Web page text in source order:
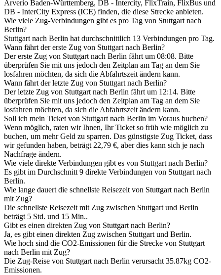
Arverio Baden-Württemberg, DB - Intercity, FlixTrain, FlixBus und
DB - InterCity Express (ICE) finden, die diese Strecke anbieten.
Wie viele Zug-Verbindungen gibt es pro Tag von Stuttgart nach
Berlin?
Stuttgart nach Berlin hat durchschnittlich 13 Verbindungen pro Tag.
Wann fährt der erste Zug von Stuttgart nach Berlin?
Der erste Zug von Stuttgart nach Berlin fährt um 08:08. Bitte
überprüfen Sie mit uns jedoch den Zeitplan am Tag an dem Sie
losfahren möchten, da sich die Abfahrtszeit ändern kann.
Wann fährt der letzte Zug von Stuttgart nach Berlin?
Der letzte Zug von Stuttgart nach Berlin fährt um 12:14. Bitte
überprüfen Sie mit uns jedoch den Zeitplan am Tag an dem Sie
losfahren möchten, da sich die Abfahrtszeit ändern kann.
Soll ich mein Ticket von Stuttgart nach Berlin im Voraus buchen?
Wenn möglich, raten wir Ihnen, Ihr Ticket so früh wie möglich zu
buchen, um mehr Geld zu sparren. Das günstigste Zug Ticket, dass
wir gefunden haben, beträgt 22,79 €, aber dies kann sich je nach
Nachfrage ändern.
Wie viele direkte Verbindungen gibt es von Stuttgart nach Berlin?
Es gibt im Durchschnitt 9 direkte Verbindungen von Stuttgart nach
Berlin.
Wie lange dauert die schnellste Reisezeit von Stuttgart nach Berlin
mit Zug?
Die schnellste Reisezeit mit Zug zwischen Stuttgart und Berlin
beträgt 5 Std. und 15 Min..
Gibt es einen direkten Zug von Stuttgart nach Berlin?
Ja, es gibt einen direkten Zug zwischen Stuttgart und Berlin.
Wie hoch sind die CO2-Emissionen für die Strecke von Stuttgart
nach Berlin mit Zug?
Die Zug-Reise von Stuttgart nach Berlin verursacht 35.87kg CO2-
Emissionen.